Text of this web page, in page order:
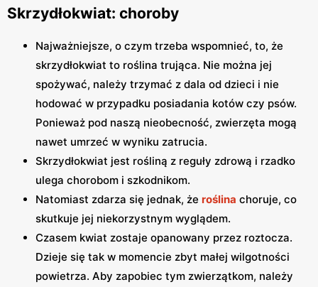
Skrzydłokwiat: choroby
Najważniejsze, o czym trzeba wspomnieć, to, że
skrzydłokwiat to roślina trująca. Nie można jej
spożywać, należy trzymać z dala od dzieci i nie
hodować w przypadku posiadania kotów czy psów.
Ponieważ pod naszą nieobecność, zwierzęta mogą
nawet umrzeć w wyniku zatrucia.
Skrzydłokwiat jest rośliną z reguły zdrową i rzadko
ulega chorobom i szkodnikom.
Natomiast zdarza się jednak, że roślina choruje, co
skutkuje jej niekorzystnym wyglądem.
Czasem kwiat zostaje opanowany przez roztocza.
Dzieje się tak w momencie zbyt małej wilgotności
powietrza. Aby zapobiec tym zwierzątkom, należy